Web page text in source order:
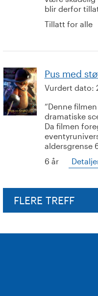
blir derfor
Tillatt for alle
Pus med
Vurdert dato:
Denne
dramatiske
Da filmen
aldersgrense
6 år
FLERE TREFF